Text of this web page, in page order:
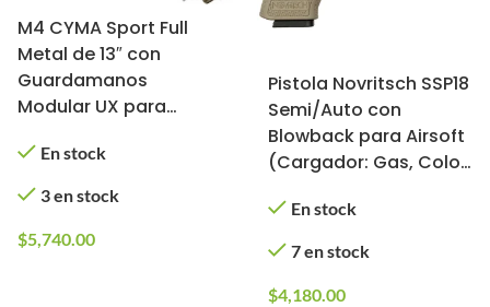
M4 CYMA Sport Full
Metal de 13″ con
Guardamanos
Modular UX para
En stock
3 en stock
$5,740.00
Pistola Novritsch SSP18
Semi/Auto con
Blowback para Airsoft
(Cargador: Gas, Color:
En stock
7 en stock
$4,180.00